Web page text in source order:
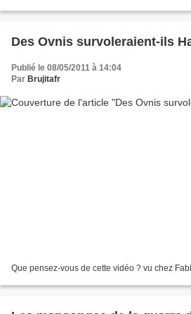
Des Ovnis survoleraient-ils
Publié le 08/05/2011 à 14:04
Par Brujitafr
Que pensez-vous de cette vidéo ? vu chez